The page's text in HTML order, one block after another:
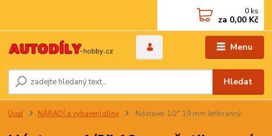
Menu
Hledat
0 ks
za 0,00 Kč
Úvod NÁŘADÍ a vybavení dílny Nástavec 1/2" 19 mm šetihranný